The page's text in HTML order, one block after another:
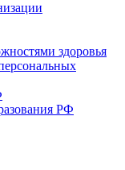
здоровья
РФ